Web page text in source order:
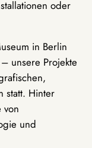
oder
in Berlin
unsere Projekte
statt. Hinter
von
und